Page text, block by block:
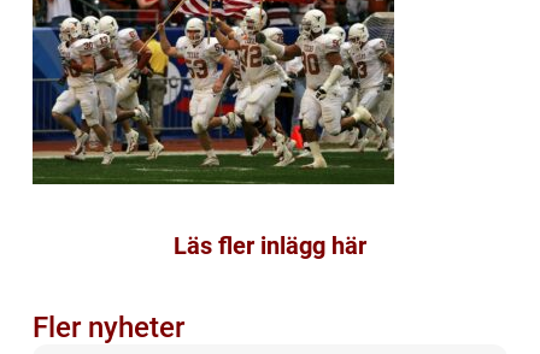
Läs fler inlägg här
Fler nyheter